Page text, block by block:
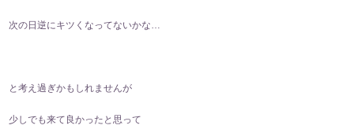
次の日逆にキツくなってないかな…
と考え過ぎかもしれませんが
少しでも来て良かったと思って